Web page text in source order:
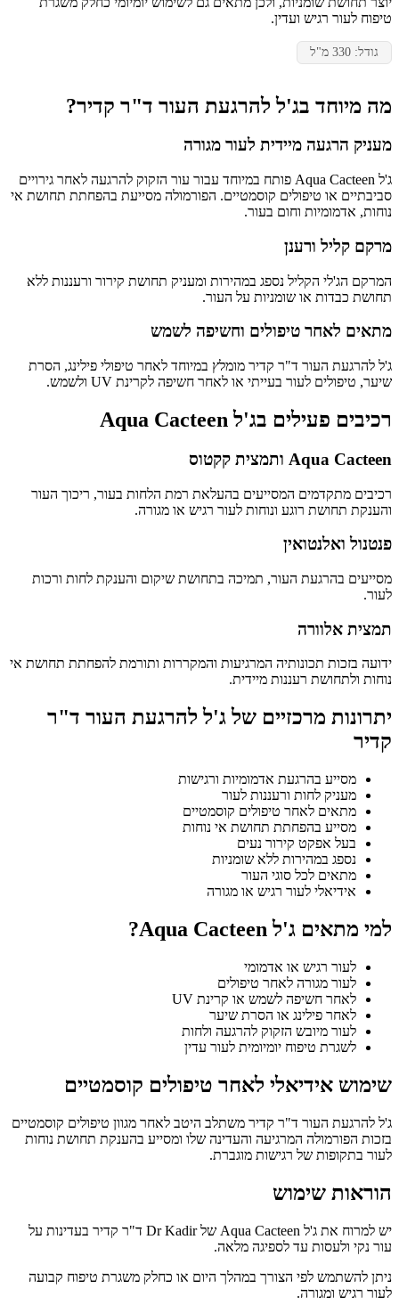
טיפוח לעור רגיש ועדין.
גודל: 330 מ"ל
מה מיוחד בג'ל להרגעת העור ד"ר קדיר?
מעניק הרגעה מיידית לעור מגורה
ג'ל Aqua Cacteen פותח במיוחד עבור עור הזקוק להרגעה לאחר גירויים
סביבתיים או טיפולים קוסמטיים. הפורמולה מסייעת בהפחתת תחושת אי
נוחות, אדמומיות וחום בעור.
מרקם קליל ורענן
המרקם הג'לי הקליל נספג במהירות ומעניק תחושת קירור ורעננות ללא
תחושת כבדות או שומניות על העור.
מתאים לאחר טיפולים וחשיפה לשמש
ג'ל להרגעת העור ד"ר קדיר מומלץ במיוחד לאחר טיפולי פילינג, הסרת
שיער, טיפולים לעור בעייתי או לאחר חשיפה לקרינת UV ולשמש.
רכיבים פעילים בג'ל Aqua Cacteen
Aqua Cacteen ותמצית קקטוס
רכיבים מתקדמים המסייעים בהעלאת רמת הלחות בעור, ריכוך העור
והענקת תחושת רוגע ונוחות לעור רגיש או מגורה.
פנטנול ואלנטואין
מסייעים בהרגעת העור, תמיכה בתחושת שיקום והענקת לחות ורכות
לעור.
תמצית אלוורה
ידועה בזכות תכונותיה המרגיעות והמקררות ותורמת להפחתת תחושת אי
נוחות ולתחושת רעננות מיידית.
יתרונות מרכזיים של ג'ל להרגעת העור ד"ר
קדיר
מסייע בהרגעת אדמומיות ורגישות
מעניק לחות ורעננות לעור
מתאים לאחר טיפולים קוסמטיים
מסייע בהפחתת תחושת אי נוחות
בעל אפקט קירור נעים
נספג במהירות ללא שומניות
מתאים לכל סוגי העור
אידיאלי לעור רגיש או מגורה
למי מתאים ג'ל Aqua Cacteen?
לעור רגיש או אדמומי
לעור מגורה לאחר טיפולים
לאחר חשיפה לשמש או קרינת UV
לאחר פילינג או הסרת שיער
לעור מיובש הזקוק להרגעה ולחות
לשגרת טיפוח יומיומית לעור עדין
שימוש אידיאלי לאחר טיפולים קוסמטיים
ג'ל להרגעת העור ד"ר קדיר משתלב היטב לאחר מגוון טיפולים קוסמטיים
בזכות הפורמולה המרגיעה והעדינה שלו ומסייע בהענקת תחושת נוחות
לעור בתקופות של רגישות מוגברת.
הוראות שימוש
יש למרוח את ג'ל Aqua Cacteen של Dr Kadir ד"ר קדיר בעדינות על
עור נקי ולעסות עד לספיגה מלאה.
ניתן להשתמש לפי הצורך במהלך היום או כחלק משגרת טיפוח קבועה
לעור רגיש ומגורה.